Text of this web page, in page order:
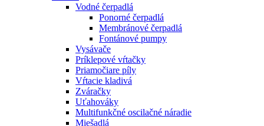
Vodné čerpadlá
Ponorné čerpadlá
Membránové čerpadlá
Fontánové pumpy
Vysávače
Príklepové vŕtačky
Priamočiare píly
Vŕtacie kladivá
Zváračky
Uťahováky
Multifunkčné oscilačné náradie
Miešadlá